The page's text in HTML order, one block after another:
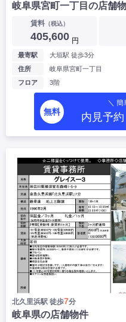
岐阜県宮町一丁目の店舗
賃料（税込）
405,600 円
最寄駅
大垣駅 徒歩3分
住所
岐阜県宮町一丁目
フロア
3階
無料
＼ 簡
内見予
北久里浜駅 徒歩7分
岐阜県の店舗物件